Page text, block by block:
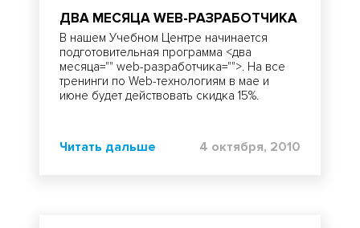
ДВА МЕСЯЦА WEB-РАЗРАБОТЧИКА
В нашем Учебном Центре начинается
подготовительная программа <два
месяца="" web-разработчика="">. На все
тренинги по Web-технологиям в мае и
июне будет действовать скидка 15%.
Читать дальше 4 октября, 2010